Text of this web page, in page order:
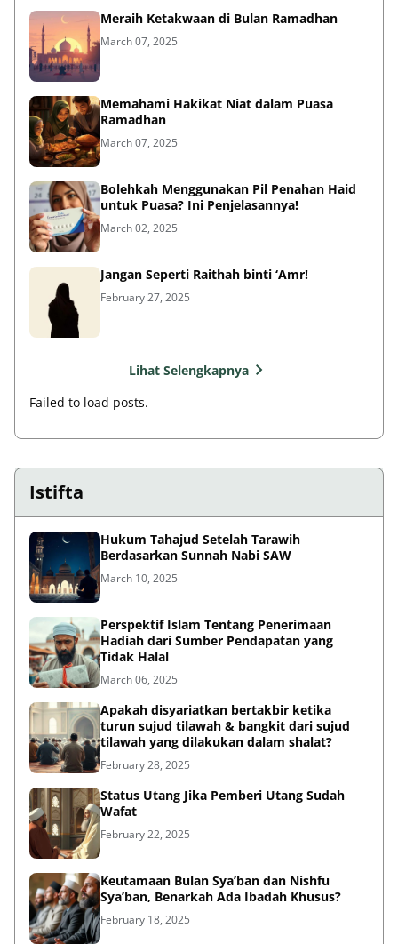
Meraih Ketakwaan di Bulan Ramadhan
March 07, 2025
Memahami Hakikat Niat dalam Puasa
Ramadhan
March 07, 2025
Bolehkah Menggunakan Pil Penahan Haid
untuk Puasa? Ini Penjelasannya!
March 02, 2025
Jangan Seperti Raithah binti ‘Amr!
February 27, 2025
Lihat Selengkapnya
Failed to load posts.
Istifta
Hukum Tahajud Setelah Tarawih
Berdasarkan Sunnah Nabi SAW
March 10, 2025
Perspektif Islam Tentang Penerimaan
Hadiah dari Sumber Pendapatan yang
Tidak Halal
March 06, 2025
Apakah disyariatkan bertakbir ketika
turun sujud tilawah & bangkit dari sujud
tilawah yang dilakukan dalam shalat?
February 28, 2025
Status Utang Jika Pemberi Utang Sudah
Wafat
February 22, 2025
Keutamaan Bulan Sya’ban dan Nishfu
Sya’ban, Benarkah Ada Ibadah Khusus?
February 18, 2025